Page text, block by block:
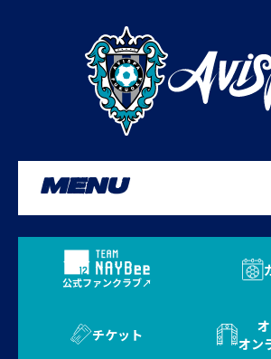
MENU
公式ファンクラブ
チケット
オン